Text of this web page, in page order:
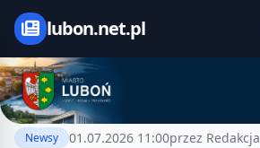
lubon.net.pl
Newsy 01.07.2026 11:00przez Redakcja